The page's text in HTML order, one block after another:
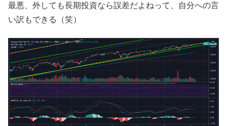
最悪、外しても長期投資なら誤差だよねって、自分への言
い訳もできる（笑）